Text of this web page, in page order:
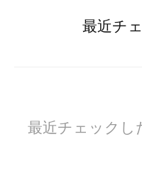
最近チ
最近チェックし